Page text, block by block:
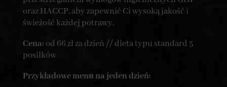
oraz HACCP, aby zapewnić Ci wysoką jakość i
świeżość każdej potrawy.
Cena: od 66 zł za dzień // dieta typu standard 5
posiłków
Przykładowe menu na jeden dzień: